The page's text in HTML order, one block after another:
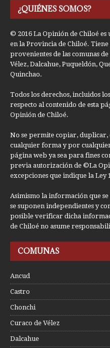
¿QUIÉNES SOMOS?
© 2016 La Opinión de Chiloé
en la Provincia de Chiloé.
provenientes de las comunas
Vélez, Dalcahue, Puqueldón,
Quinchao.
Todos los derechos, incluidos
respecto al contenido de esta
Opinión de Chiloé.
No se permite copiar,
cualquier forma y por
página web ya sea para fines
previa autorización de ©La
excepciones que indique la
Asimismo la información que
se suponen independientes y
posible verificar dicha
de Chiloé no asume
COMUNAS
Ancud
Castro
Chonchi
Curaco de Vélez
Dalcahue